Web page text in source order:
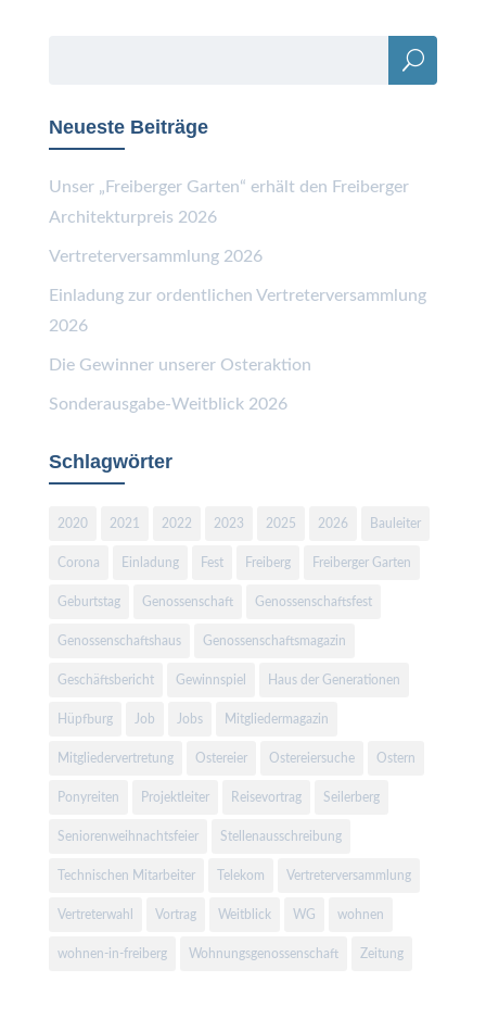
Neueste Beiträge
Unser „Freiberger Garten“ erhält den Freiberger
Architekturpreis 2026
Vertreterversammlung 2026
Einladung zur ordentlichen Vertreterversammlung
2026
Die Gewinner unserer Osteraktion
Sonderausgabe-Weitblick 2026
Schlagwörter
2020 2021 2022 2023 2025 2026 Bauleiter
Corona Einladung Fest Freiberg Freiberger Garten
Geburtstag Genossenschaft Genossenschaftsfest
Genossenschaftshaus Genossenschaftsmagazin
Geschäftsbericht Gewinnspiel Haus der Generationen
Hüpfburg Job Jobs Mitgliedermagazin
Mitgliedervertretung Ostereier Ostereiersuche Ostern
Ponyreiten Projektleiter Reisevortrag Seilerberg
Seniorenweihnachtsfeier Stellenausschreibung
Technischen Mitarbeiter Telekom Vertreterversammlung
Vertreterwahl Vortrag Weitblick WG wohnen
wohnen-in-freiberg Wohnungsgenossenschaft Zeitung